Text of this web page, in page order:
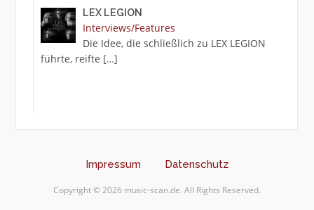
LEX LEGION
Interviews/Features
Die Idee, die schließlich zu LEX LEGION
führte, reifte […]
Impressum Datenschutz
Copyright © 2026 music-scan.de. All Rights Reserved.